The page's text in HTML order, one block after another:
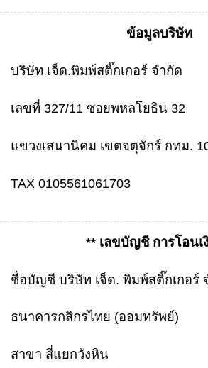
ข้อมูลบริษัท
บริษัท เจ็ด.พิมพ์สติ๊กเกอร์ จำกัด
เลขที่ 327/11 ซอยพหลโยธิน 32
แขวงเสนานิคม เขตจตุจักร์ กทม.
TAX 0105561061703
** เลขบัญชี การโอนเ
ชื่อบัญชี บริษัท เจ็ด. พิมพ์สติ๊กเกอร์
ธนาคารกสิกรไทย (ออมทรัพย์)
สาขา สี่แยกวังหิน